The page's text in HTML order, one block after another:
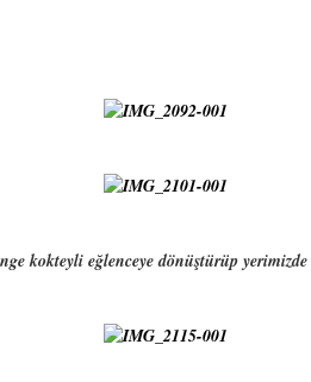
kokteyli eğlenceye dönüştürüp